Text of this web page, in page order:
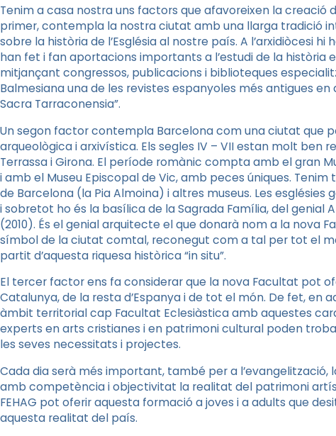
Tenim a casa nostra uns factors que afavoreixen la creació
primer, contempla la nostra ciutat amb una llarga tradició
sobre la història de l’Església al nostre país. A l’arxidiòcesi
han fet i fan aportacions importants a l’estudi de la història
mitjançant congressos, publicacions i biblioteques
Balmesiana una de les revistes espanyoles més antigues
Sacra Tarraconensia”.
Un segon factor contempla Barcelona com una ciutat que
arqueològica i arxivística. Els segles IV – VII estan molt ben
Terrassa i Girona. El període romànic compta amb el gran
i amb el Museu Episcopalde Vic, amb peces úniques. Tenim
de Barcelona (la Pia Almoina) i altres museus. Les esglésies
i sobretot ho és la basílica de la Sagrada Família, del genial
(2010). És el genial arquitecte el que donarà nom a la nova
símbol de la ciutat comtal, reconegut com a tal per tot el
partit d’aquesta riquesa històrica “in situ”.
El tercer factor ens fa considerar que la nova Facultat pot
Catalunya, de la resta d’Espanya i de tot el món. De fet, en
àmbit territorial cap Facultat Eclesiàstica amb aquestes
experts en arts cristianes i en patrimoni cultural poden
les seves necessitats i projectes.
Cada dia serà més important, també per a
amb competència i objectivitat la realitat del patrimoni
FEHAG pot oferir aquesta formació a joves i a adults que
aquesta realitat del país.